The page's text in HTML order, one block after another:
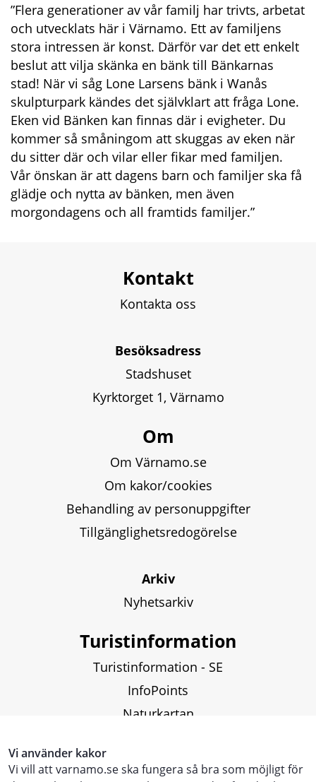
Vi använder kakor
Vi vill att varnamo.se ska fungera så bra som möjligt för
”Flera generationer av vår familj har trivts, arbetat
och utvecklats här i Värnamo. Ett av familjens
stora intressen är konst. Därför var det ett enkelt
beslut att vilja skänka en bänk till Bänkarnas
stad! När vi såg Lone Larsens bänk i Wanås
skulpturpark kändes det självklart att fråga Lone.
Eken vid Bänken kan finnas där i evigheter. Du
kommer så småningom att skuggas av eken när
du sitter där och vilar eller fikar med familjen.
Vår önskan är att dagens barn och familjer ska få
glädje och nytta av bänken, men även
morgondagens och all framtids familjer.”
Kontakt
Kontakta oss
Besöksadress
Stadshuset
Kyrktorget 1, Värnamo
Om
Om Värnamo.se
Om kakor/cookies
Behandling av personuppgifter
Tillgänglighetsredogörelse
Arkiv
Nyhetsarkiv
Turistinformation
Turistinformation - SE
InfoPoints
Naturkartan